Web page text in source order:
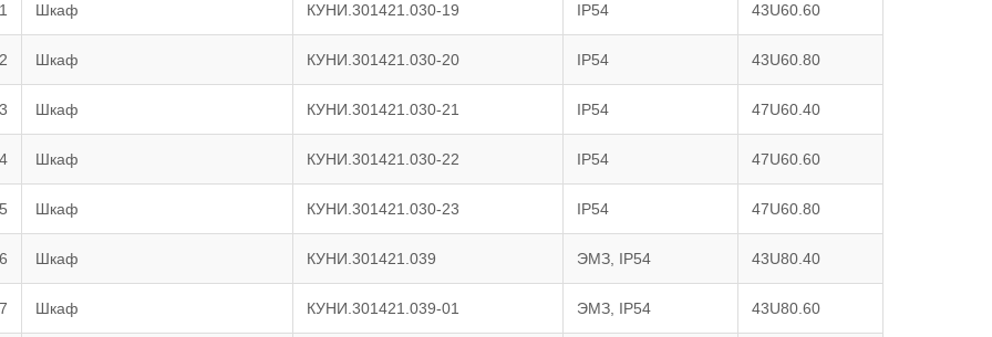
Шкаф КУНИ.301421.030-19 IP54 43U60.60
Шкаф КУНИ.301421.030-20 IP54 43U60.80
Шкаф КУНИ.301421.030-21 IP54 47U60.40
Шкаф КУНИ.301421.030-22 IP54 47U60.60
Шкаф КУНИ.301421.030-23 IP54 47U60.80
Шкаф КУНИ.301421.039 ЭМЗ, IP54 43U80.40
Шкаф КУНИ.301421.039-01 ЭМЗ, IP54 43U80.60